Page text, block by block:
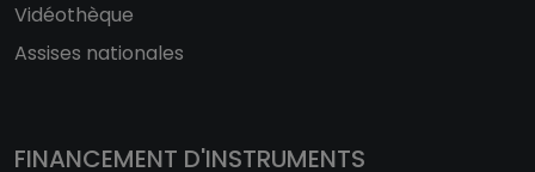
Vidéothèque
Assises nationales
FINANCEMENT D'INSTRUMENTS